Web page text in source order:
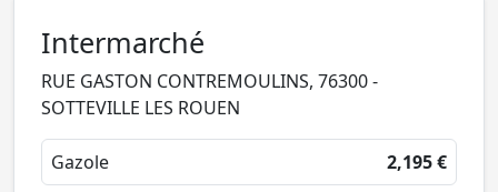
Intermarché
RUE GASTON CONTREMOULINS, 76300 -
SOTTEVILLE LES ROUEN
Gazole 2,195 €